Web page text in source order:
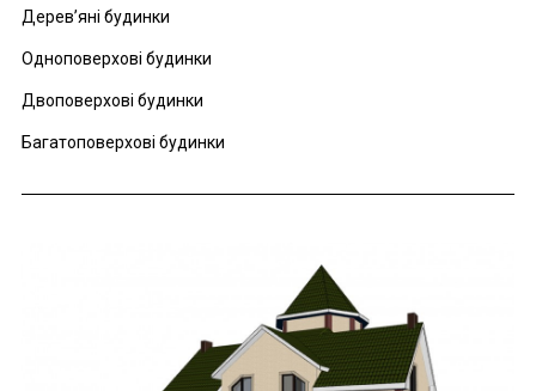
Дерев’яні будинки
Одноповерхові будинки
Двоповерхові будинки
Багатоповерхові будинки